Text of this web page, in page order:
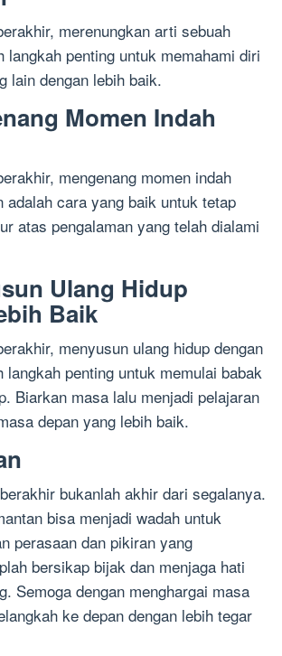
merenungkan arti sebuah
langkah penting untuk memahami diri
lain dengan lebih baik.
Momen Indah
mengenang momen indah
adalah cara yang baik untuk tetap
atas pengalaman yang telah dialami
Ulang Hidup
Baik
menyusun ulang hidup dengan
langkah penting untuk memulai babak
Biarkan masa lalu menjadi pelajaran
depan yang lebih baik.
bukanlah akhir dari segalanya.
bisa menjadi wadah untuk
perasaan dan pikiran yang
bersikap bijak dan menjaga hati
Semoga dengan menghargai masa
ke depan dengan lebih tegar